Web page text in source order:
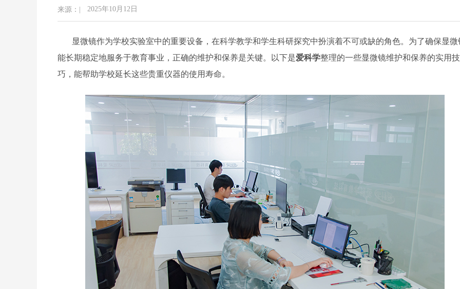
显微镜作为学校实验室中的重要设备，在科学教学和学生科研探究中扮演着不可或缺的角色。为了确保显微
能长期稳定地服务于教育事业，正确的维护和保养是关键。以下是爱科学整理的一些显微镜维护和保养的实用技
巧，能帮助学校延长这些贵重仪器的使用寿命。
2025年10月12日
来源：|